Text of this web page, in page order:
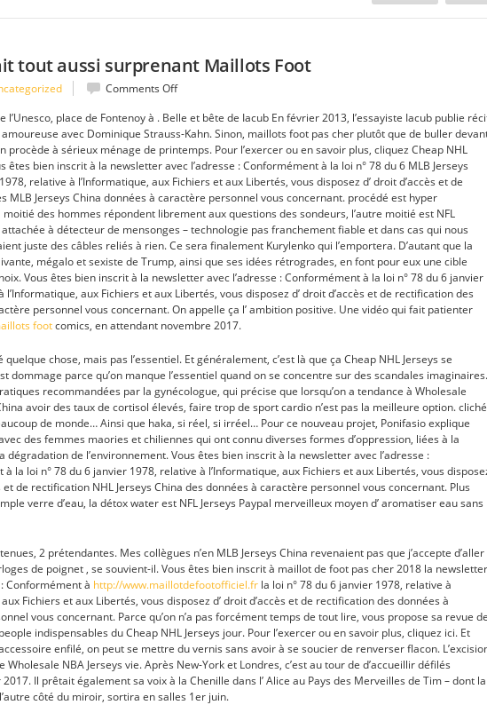
tout aussi surprenant Maillots Foot
Comments Offon
c’était
tout
aussi
surprenant
Maillots
Foot
l’Unesco, place de Fontenoy à . Belle et bête de Iacub En février 2013, l’essayiste Iacub publie
avec Dominique Strauss-Kahn. Sinon, maillots foot pas cher plutôt que de buller
procède à sérieux ménage de printemps. Pour l’exercer ou en savoir plus, cliquez Cheap NHL
êtes bien inscrit à la newsletter avec l’adresse : Conformément à la loi n° 78 du 6 MLB Jerseys
relative à l’Informatique, aux Fichiers et aux Libertés, vous disposez d’ droit d’accès et de
MLB Jerseys China données à caractère personnel vous concernant. procédé est hyper
des hommes répondent librement aux questions des sondeurs, l’autre moitié est NFL
attachée à détecteur de mensonges – technologie pas franchement fiable et dans cas qui nous
juste des câbles reliés à rien. Ce sera finalement Kurylenko qui l’emportera. D’autant que la
mégalo et sexiste de Trump, ainsi que ses idées rétrogrades, en font pour eux une cible
Vous êtes bien inscrit à la newsletter avec l’adresse : Conformément à la loi n° 78 du 6 janvier
l’Informatique, aux Fichiers et aux Libertés, vous disposez d’ droit d’accès et de rectification des
personnel vous concernant. On appelle ça l’ ambition positive. Une vidéo qui fait patienter
footcomics, en attendant novembre 2017.
chose, mais pas l’essentiel. Et généralement, c’est là que ça Cheap NHL Jerseys se
dommage parce qu’on manque l’essentiel quand on se concentre sur des scandales imaginaires.
recommandées par la gynécologue, qui précise que lorsqu’on a tendance à Wholesale
avoir des taux de cortisol élevés, faire trop de sport cardio n’est pas la meilleure option. cliché
de monde… Ainsi que haka, si réel, si irréel… Pour ce nouveau projet, Ponifasio explique
des femmes maories et chiliennes qui ont connu diverses formes d’oppression, liées à la
dégradation de l’environnement. Vous êtes bien inscrit à la newsletter avec l’adresse :
la loi n° 78 du 6 janvier 1978, relative à l’Informatique, aux Fichiers et aux Libertés, vous
et de rectification NHL Jerseys China des données à caractère personnel vous concernant. Plus
verre d’eau, la détox water est NFL Jerseys Paypal merveilleux moyen d’ aromatiser eau sans
2 prétendantes. Mes collègues n’en MLB Jerseys China revenaient pas que j’accepte d’aller
de poignet , se souvient-il. Vous êtes bien inscrit à maillot de foot pas cher 2018 la newsletter
Conformément à http://www.maillotdefootofficiel.fr la loi n° 78 du 6 janvier 1978, relative à
Fichiers et aux Libertés, vous disposez d’ droit d’accès et de rectification des données à
vous concernant. Parce qu’on n’a pas forcément temps de tout lire, vous propose sa revue de
indispensables du Cheap NHL Jerseys jour. Pour l’exercer ou en savoir plus, cliquez ici. Et
enfilé, on peut se mettre du vernis sans avoir à se soucier de renverser flacon.
Wholesale NBA Jerseys vie. Après New-York et Londres, c’est au tour de d’accueillir défilés
Il prêtait également sa voix à la Chenille dans l’ Alice au Pays des Merveilles de Tim – dont la
côté du miroir, sortira en salles 1er juin.